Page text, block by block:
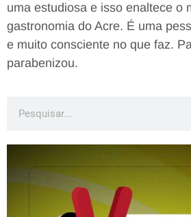
uma estudiosa e isso enaltece o
gastronomia do Acre. É uma
e muito consciente no que faz.
parabenizou.